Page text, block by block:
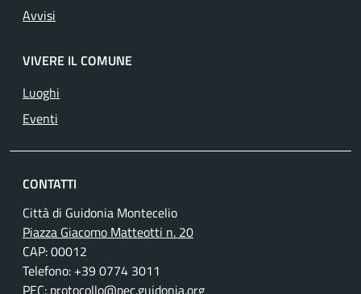
Avvisi
VIVERE IL COMUNE
Luoghi
Eventi
CONTATTI
Città di Guidonia Montecelio
Piazza Giacomo Matteotti n. 20
CAP: 00012
Telefono: +39 0774 3011
PEC: protocollo@pec.guidonia.org